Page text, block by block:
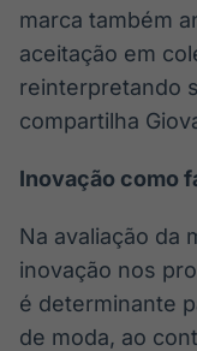
marca também
aceitação em
reinterpretando
compartilha
Inovação como
Na avaliação da
inovação nos
é determinante
de moda, ao